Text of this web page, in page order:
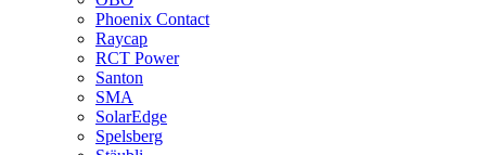
Phoenix Contact
Raycap
RCT Power
Santon
SMA
SolarEdge
Spelsberg